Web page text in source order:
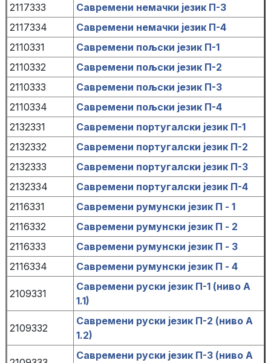
2117333
Савремени немачки језик П-3
2117334
Савремени немачки језик П-4
2110331
Савремени пољски језик П-1
2110332
Савремени пољски језик П-2
2110333
Савремени пољски језик П-3
2110334
Савремени пољски језик П-4
2132331
Савремени португалски језик П-1
2132332
Савремени португалски језик П-2
2132333
Савремени португалски језик П-3
2132334
Савремени португалски језик П-4
2116331
Савремени румунски језик П - 1
2116332
Савремени румунски језик П - 2
2116333
Савремени румунски језик П - 3
2116334
Савремени румунски језик П - 4
2109331
Савремени руски језик П-1 (ниво А
1.1)
2109332
Савремени руски језик П-2 (ниво А
1.2)
Савремени руски језик П-3 (ниво А